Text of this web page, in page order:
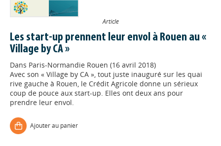
Article
Les start-up prennent leur envol à Rouen au «
Village by CA »
Dans Paris-Normandie Rouen (16 avril 2018)
Avec son « Village by CA », tout juste inauguré sur les quai
rive gauche à Rouen, le Crédit Agricole donne un sérieux
coup de pouce aux start-up. Elles ont deux ans pour
prendre leur envol.
Ajouter au panier